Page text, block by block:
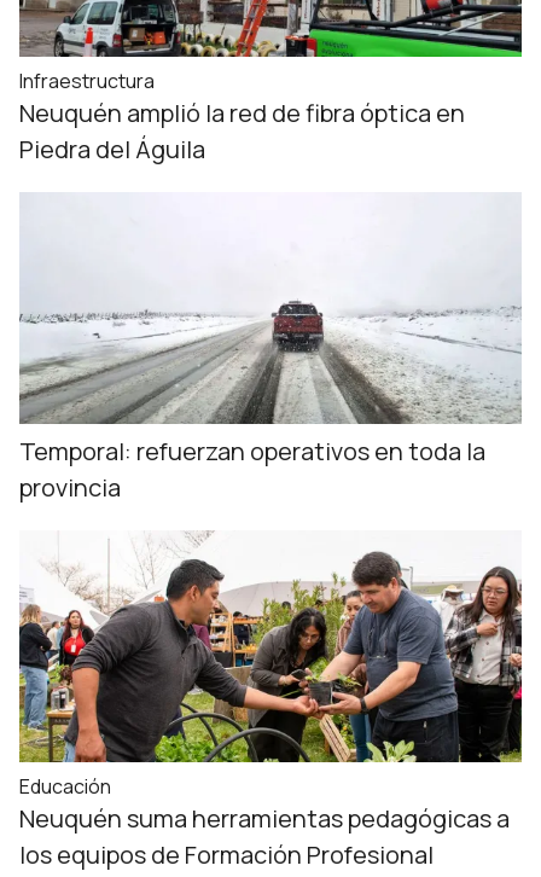
Infraestructura
Neuquén amplió la red de fibra óptica en
Piedra del Águila
Temporal: refuerzan operativos en toda la
provincia
Educación
Neuquén suma herramientas pedagógicas a
los equipos de Formación Profesional